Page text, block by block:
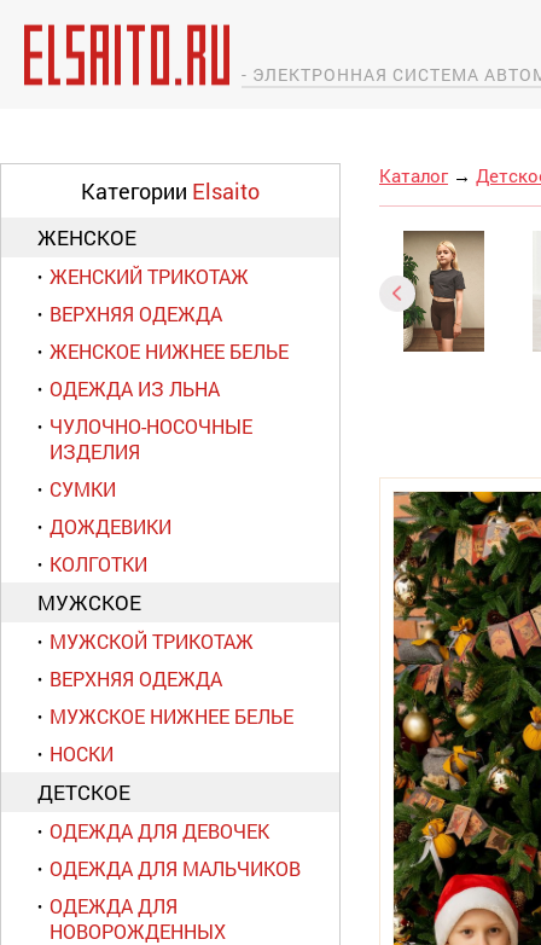
- ЭЛЕКТРОННАЯ СИСТЕМА
Категории Elsaito
ЖЕНСКОЕ
ЖЕНСКИЙ ТРИКОТАЖ
ВЕРХНЯЯ ОДЕЖДА
ЖЕНСКОЕ НИЖНЕЕ БЕЛЬЕ
ОДЕЖДА ИЗ ЛЬНА
ЧУЛОЧНО-НОСОЧНЫЕ
ИЗДЕЛИЯ
СУМКИ
ДОЖДЕВИКИ
КОЛГОТКИ
МУЖСКОЕ
МУЖСКОЙ ТРИКОТАЖ
ВЕРХНЯЯ ОДЕЖДА
МУЖСКОЕ НИЖНЕЕ БЕЛЬЕ
НОСКИ
ДЕТСКОЕ
ОДЕЖДА ДЛЯ ДЕВОЧЕК
ОДЕЖДА ДЛЯ МАЛЬЧИКОВ
ОДЕЖДА ДЛЯ
НОВОРОЖДЕННЫХ
Каталог →